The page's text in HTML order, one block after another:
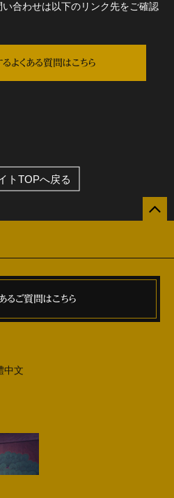
合わせは以下のリンク先をご確認
よくある質問はこちら
トTOPへ戻る
るご質問はこちら
中文